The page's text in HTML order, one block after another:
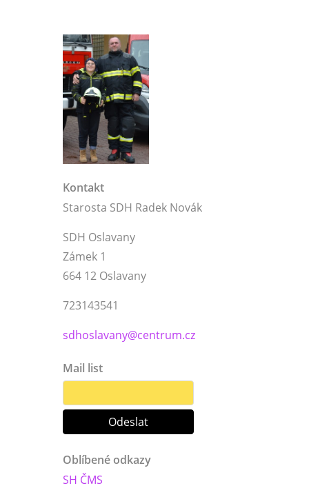
Kontakt
Starosta SDH Radek Novák
SDH Oslavany
Zámek 1
664 12 Oslavany
723143541
sdhoslavany@centrum.cz
Mail list
Oblíbené odkazy
SH ČMS